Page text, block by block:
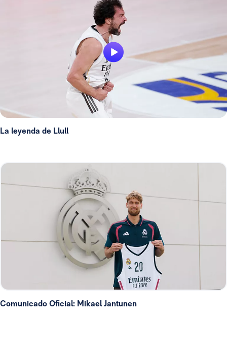
La leyenda de Llull
Comunicado Oficial: Mikael Jantunen